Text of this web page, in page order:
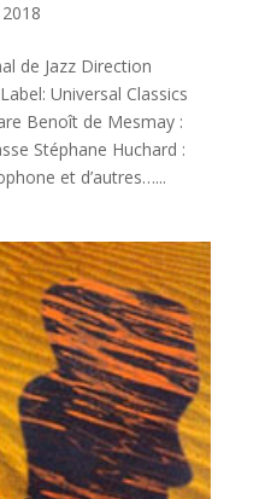
de Jazz Direction
Universal Classics
Benoît de Mesmay :
Stéphane Huchard :
et d’autres…...